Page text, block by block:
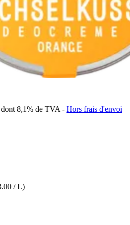
8,1% de TVA - Hors frais d'envoi
/ L)